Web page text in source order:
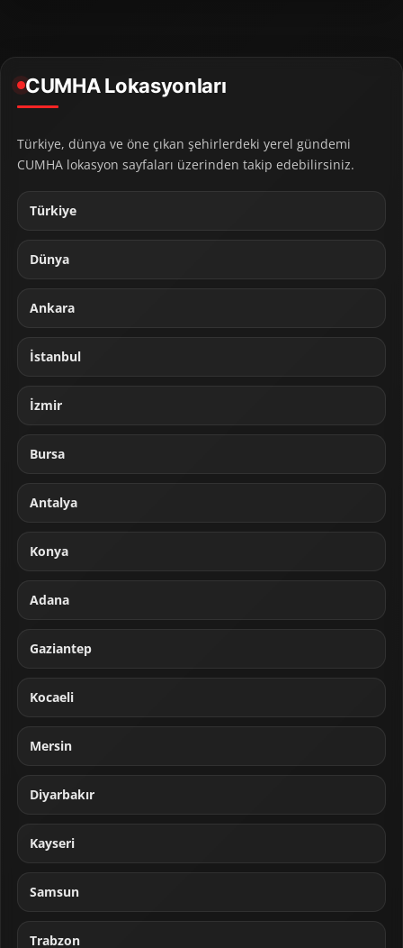
CUMHA Lokasyonları
Türkiye, dünya ve öne çıkan şehirlerdeki yerel gündemi
CUMHA lokasyon sayfaları üzerinden takip edebilirsiniz.
Türkiye
Dünya
Ankara
İstanbul
İzmir
Bursa
Antalya
Konya
Adana
Gaziantep
Kocaeli
Mersin
Diyarbakır
Kayseri
Samsun
Trabzon